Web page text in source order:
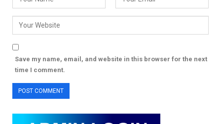
Save my name, email, and website in this browser for the next
time I comment.